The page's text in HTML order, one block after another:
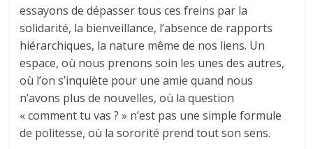
essayons de dépasser tous ces freins par la
solidarité, la bienveillance, l’absence de rapports
hiérarchiques, la nature même de nos liens. Un
espace, où nous prenons soin les unes des autres,
où l’on s’inquiète pour une amie quand nous
n’avons plus de nouvelles, où la question
« comment tu vas ? » n’est pas une simple formule
de politesse, où la sororité prend tout son sens.